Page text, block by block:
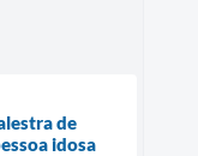
de
idosa